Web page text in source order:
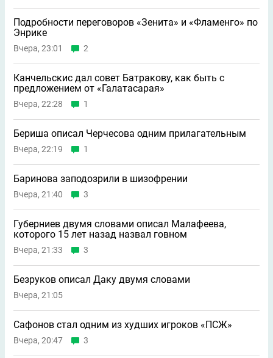
Подробности переговоров «Зенита» и «Фламенго» по
Энрике
Вчера, 23:01 2
Канчельскис дал совет Батракову, как быть с
предложением от «Галатасарая»
Вчера, 22:28 1
Бериша описал Черчесова одним прилагательным
Вчера, 22:19 1
Баринова заподозрили в шизофрении
Вчера, 21:40 3
Губерниев двумя словами описал Малафеева,
которого 15 лет назад назвал говном
Вчера, 21:33 3
Безруков описал Даку двумя словами
Вчера, 21:05
Сафонов стал одним из худших игроков «ПСЖ»
Вчера, 20:47 3